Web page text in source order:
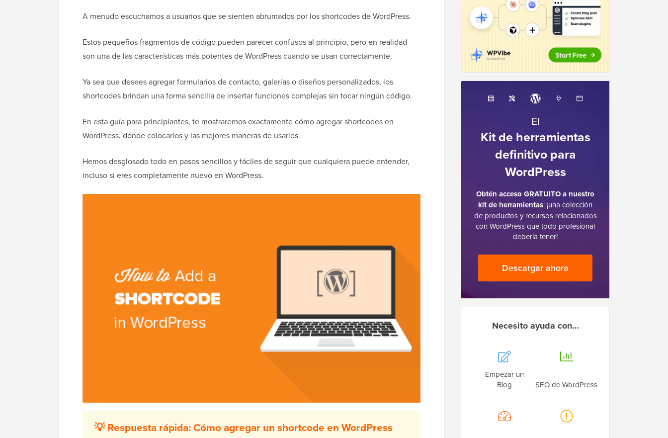
A menudo escuchamos a usuarios que se sienten abrumados por los shortcodes de WordPress.
Estos pequeños fragmentos de código pueden parecer confusos al principio, pero en realidad
son una de las características más potentes de WordPress cuando se usan correctamente.
Ya sea que desees agregar formularios de contacto, galerías o diseños personalizados, los
shortcodes brindan una forma sencilla de insertar funciones complejas sin tocar ningún código.
En esta guía para principiantes, te mostraremos exactamente cómo agregar shortcodes en
WordPress, dónde colocarlos y las mejores maneras de usarlos.
Hemos desglosado todo en pasos sencillos y fáciles de seguir que cualquiera puede entender,
incluso si eres completamente nuevo en WordPress.
💡 Respuesta rápida: Cómo agregar un shortcode en WordPress
El
Kit de herramientas
definitivo para
WordPress
Obtén acceso GRATUITO a nuestro
kit de herramientas: ¡una colección
de productos y recursos relacionados
con WordPress que todo profesional
debería tener!
Descargar ahora
Necesito ayuda con…
Empezar un
Blog
SEO de WordPress